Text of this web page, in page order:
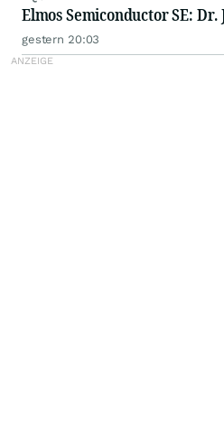
Elmos Semiconductor SE:
gestern 20:03